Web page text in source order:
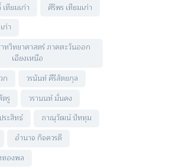
ทียมเก่า
ศิริพร เทียมเก่า
ก่า
าทวิทยาศาสตร์ ภาคตะวันออก
เฉียงเหนือ
ก
วรนันท์ คีรีสัตยกุล
ตรู
วรานนท์ มั่นคง
ระสิทธ์
ภาณุวัฒน์ ปัททุม
อำนาจ กิจควรดี
ทองพล